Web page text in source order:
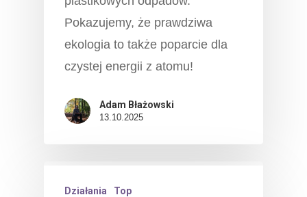
Pokazujemy, że prawdziwa
ekologia to także poparcie dla
czystej energii z atomu!
Adam Błażowski
13.10.2025
Działania Top